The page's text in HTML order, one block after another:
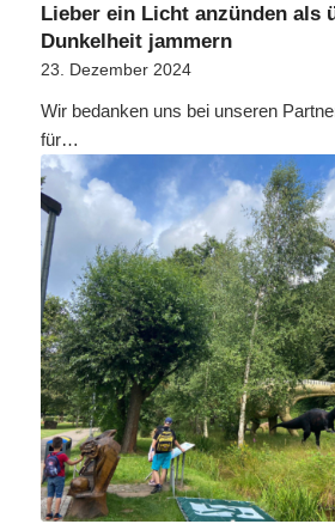
Lieber ein Licht anzünden als
Dunkelheit jammern
23. Dezember 2024
Wir bedanken uns bei unseren
für…